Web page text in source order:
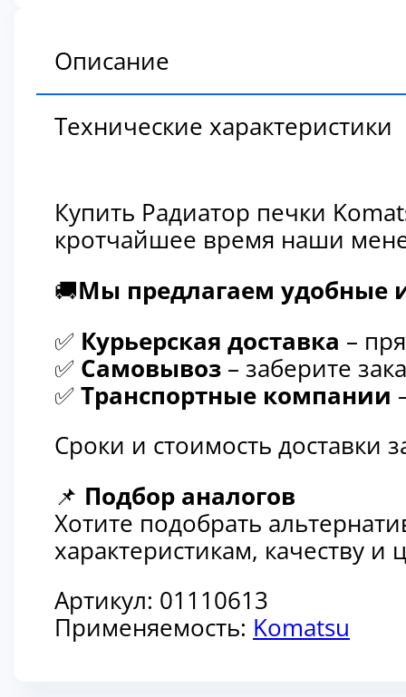
Описание
Технические характеристики
Купить Радиатор печки
кротчайшее время наши
🚚Мы предлагаем удобные
✅ Курьерская доставка –
✅ Самовывоз – заберите
✅ Транспортные компании
Сроки и стоимость доставки
📌 Подбор аналогов
Хотите подобрать
характеристикам, качеству
Артикул: 01110613
Применяемость: Komatsu